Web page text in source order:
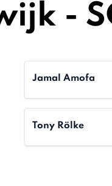
-
Jamal Amofa
Tony Rölke